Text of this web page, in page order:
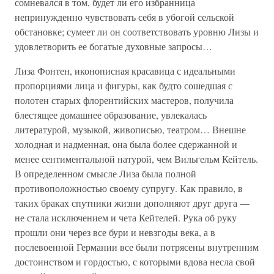
непринужденно чувствовать себя в убогой сельской
обстановке; сумеет ли он соответствовать уровню Лизы и
удовлетворить ее богатые духовные запросы…
Лиза Фонтен, иконописная красавица с идеальными
пропорциями лица и фигуры, как будто сошедшая с
полотен старых флорентийских мастеров, получила
блестящее домашнее образование, увлекалась
литературой, музыкой, живописью, театром… Внешне
холодная и надменная, она была более сдержанной и
менее сентиментальной натурой, чем Вильгельм Кейтель.
В определенном смысле Лиза была полной
противоположностью своему супругу. Как правило, в
таких браках спутники жизни дополняют друг друга —
не стала исключением и чета Кейтелей. Рука об руку
прошли они через все бури и невзгоды века, а в
послевоенной Германии все были потрясены внутренним
достоинством и гордостью, с которыми вдова несла свой